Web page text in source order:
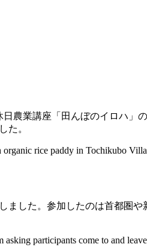
農業講座「田んぼのイロハ」
た。
rice paddy in Tochikubo
した。参加したのは首都圏
participants come to and